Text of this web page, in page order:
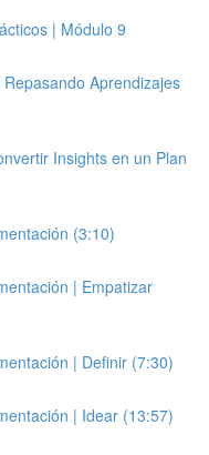
| Módulo 9
Aprendizajes
Insights en un Plan
(3:10)
| Empatizar
| Definir (7:30)
| Idear (13:57)